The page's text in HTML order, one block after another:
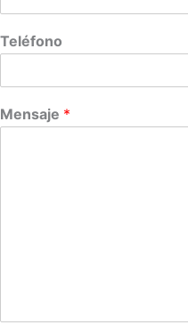
Teléfono
Mensaje *